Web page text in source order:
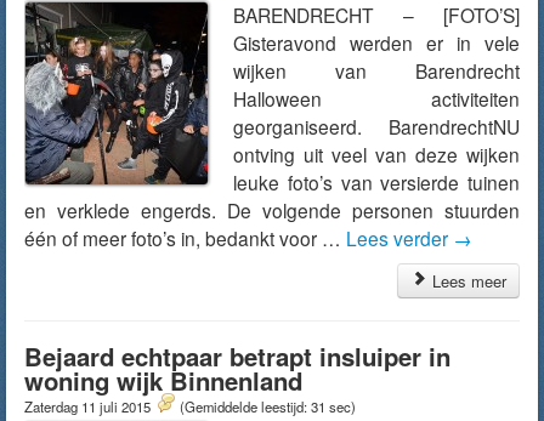
BARENDRECHT – [FOTO’S]
Gisteravond werden er in vele
wijken van Barendrecht
Halloween activiteiten
georganiseerd. BarendrechtNU
ontving uit veel van deze wijken
leuke foto’s van versierde tuinen
en verklede engerds. De volgende personen stuurden
één of meer foto’s in, bedankt voor … Lees verder →
Lees meer
Bejaard echtpaar betrapt insluiper in
woning wijk Binnenland
Zaterdag 11 juli 2015 (Gemiddelde leestijd: 31 sec)